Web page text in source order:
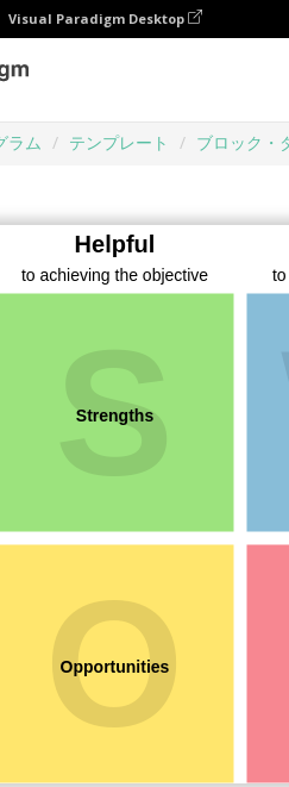
Visual Paradigm Desktop
ラム テンプレート ブロック・